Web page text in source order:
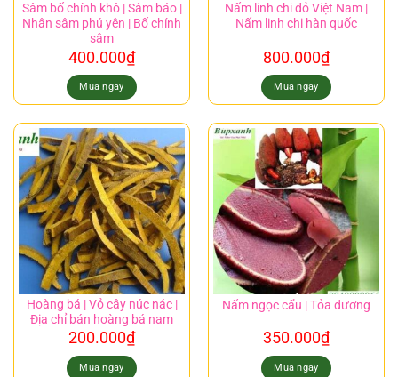
Sâm bố chính khô | Sâm báo |
Nhân sâm phú yên | Bố chính
sâm
400.000₫
Mua ngay
Nấm linh chi đỏ Việt Nam |
Nấm linh chi hàn quốc
800.000₫
Mua ngay
Hoàng bá | Vỏ cây núc nác |
Địa chỉ bán hoàng bá nam
200.000₫
Mua ngay
Nấm ngọc cẩu | Tỏa dương
350.000₫
Mua ngay